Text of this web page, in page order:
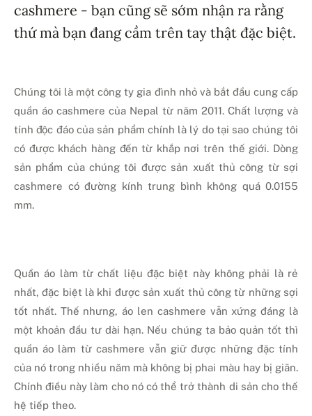
cashmere - bạn cũng sẽ sớm nhận ra rằng
thứ mà bạn đang cầm trên tay thật đặc biệt.
Chúng tôi là một công ty gia đình nhỏ và bắt đầu cung cấp
quần áo cashmere của Nepal từ năm 2011. Chất lượng và
tính độc đáo của sản phẩm chính là lý do tại sao chúng tôi
có được khách hàng đến từ khắp nơi trên thế giới. Dòng
sản phẩm của chúng tôi được sản xuất thủ công từ sợi
cashmere có đường kính trung bình không quá 0.0155
mm.
Quần áo làm từ chất liệu đặc biệt này không phải là rẻ
nhất, đặc biệt là khi được sản xuất thủ công từ những sợi
tốt nhất. Thế nhưng, áo len cashmere vẫn xứng đáng là
một khoản đầu tư dài hạn. Nếu chúng ta bảo quản tốt thì
quần áo làm từ cashmere vẫn giữ được những đặc tính
của nó trong nhiều năm mà không bị phai màu hay bị giãn.
Chính điều này làm cho nó có thể trở thành di sản cho thế
hệ tiếp theo.